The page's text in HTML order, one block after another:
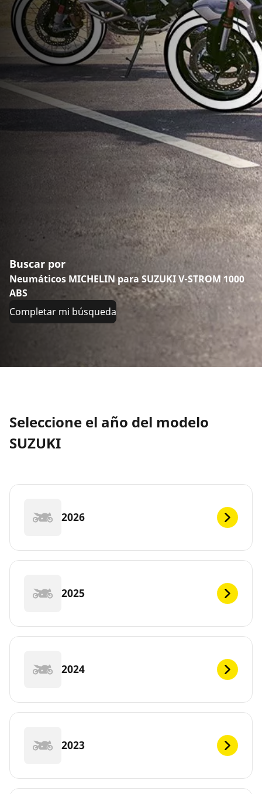
Buscar por
Neumáticos MICHELIN para SUZUKI V-STROM 1000
ABS
Completar mi búsqueda
Seleccione el año del modelo
SUZUKI
2026
2025
2024
2023